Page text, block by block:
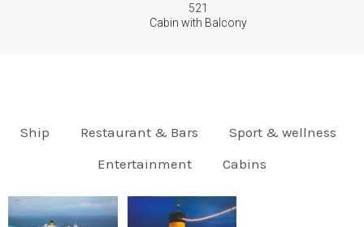
521
Cabin with Balcony
Ship Restaurant & Bars
Sport & wellness
Entertainment
Cabins